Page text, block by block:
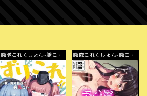
艦隊これくしょん-艦こ
れ-
艦隊これくしょん-艦こ
れ-